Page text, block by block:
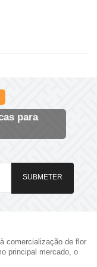
para
SUBMETER
comercialização de flor
principal mercado, o